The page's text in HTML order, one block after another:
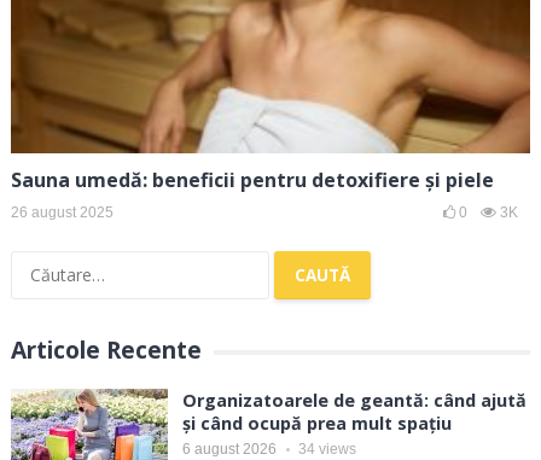
Sauna umedă: beneficii pentru detoxifiere și piele
26 august 2025 0 3K
Caută
Articole Recente
Organizatoarele de geantă: când ajută
și când ocupă prea mult spațiu
6 august 2026 34 views